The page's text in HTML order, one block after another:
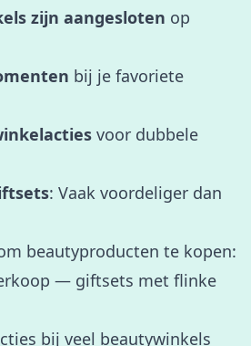
zijn aangesloten op
bij je favoriete
voor dubbele
: Vaak voordeliger dan
beautyproducten te kopen:
— giftsets met flinke
bij veel beautywinkels